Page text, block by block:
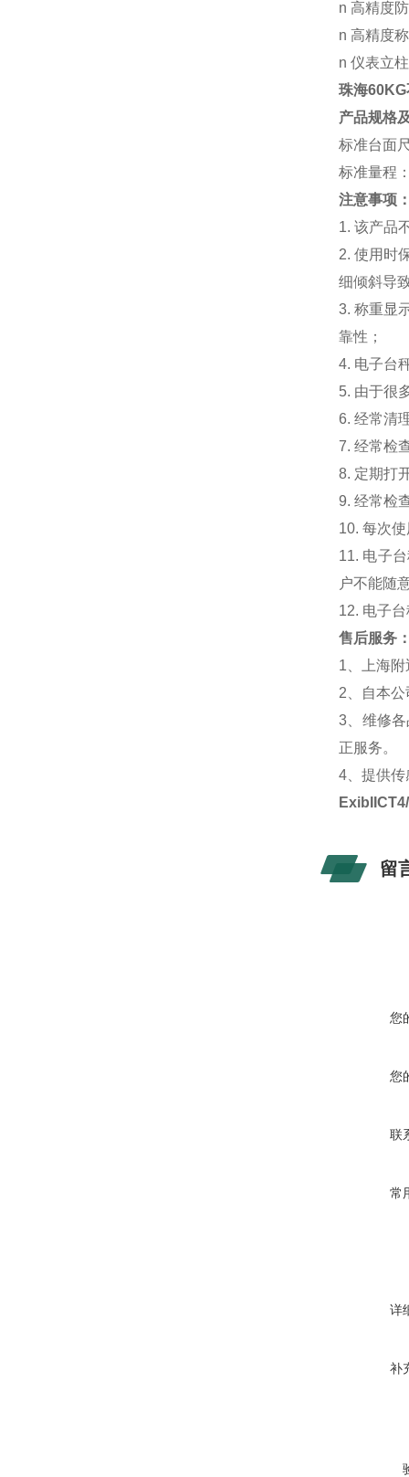
n 高精度
n 高精度
n 仪表立
珠海
产品规格
标准台面
标准量程
注意事项
1. 该产品
2. 使用时
细倾斜导
3. 称重显
靠性；
4. 电子台
5. 由于很
6. 经常清
7. 经常检
8. 定期打
9. 经常检
10. 每次
11. 电子
户不能随
12. 电子
售后服务
1、上海
2、自本
3、维修
正服务。
4、提供
留
您
您
联
常
详
补